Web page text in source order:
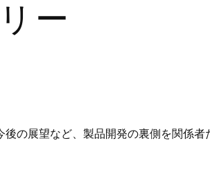
ー
の展望など、製品開発の裏側を関係者